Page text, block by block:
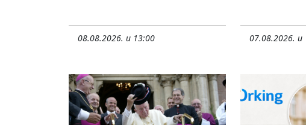
08.08.2026. u 13:00 07.08.2026. u